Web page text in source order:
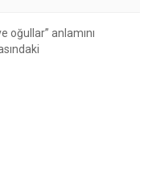
oğullar” anlamını